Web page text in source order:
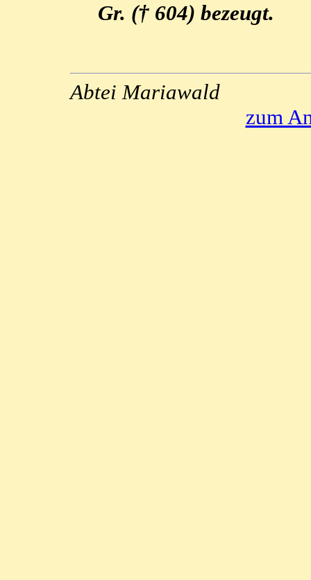
Gr. († 604) bezeugt.
Abtei Mariawald
zum